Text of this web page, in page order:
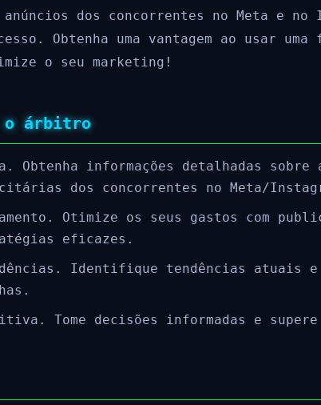
dos concorrentes no Meta e
Obtenha uma vantagem ao usar
o seu marketing!
o árbitro
Obtenha informações detalhadas sobre
dos concorrentes no Meta/
Otimize os seus gastos com
eficazes.
Identifique tendências atuais e
Tome decisões informadas e